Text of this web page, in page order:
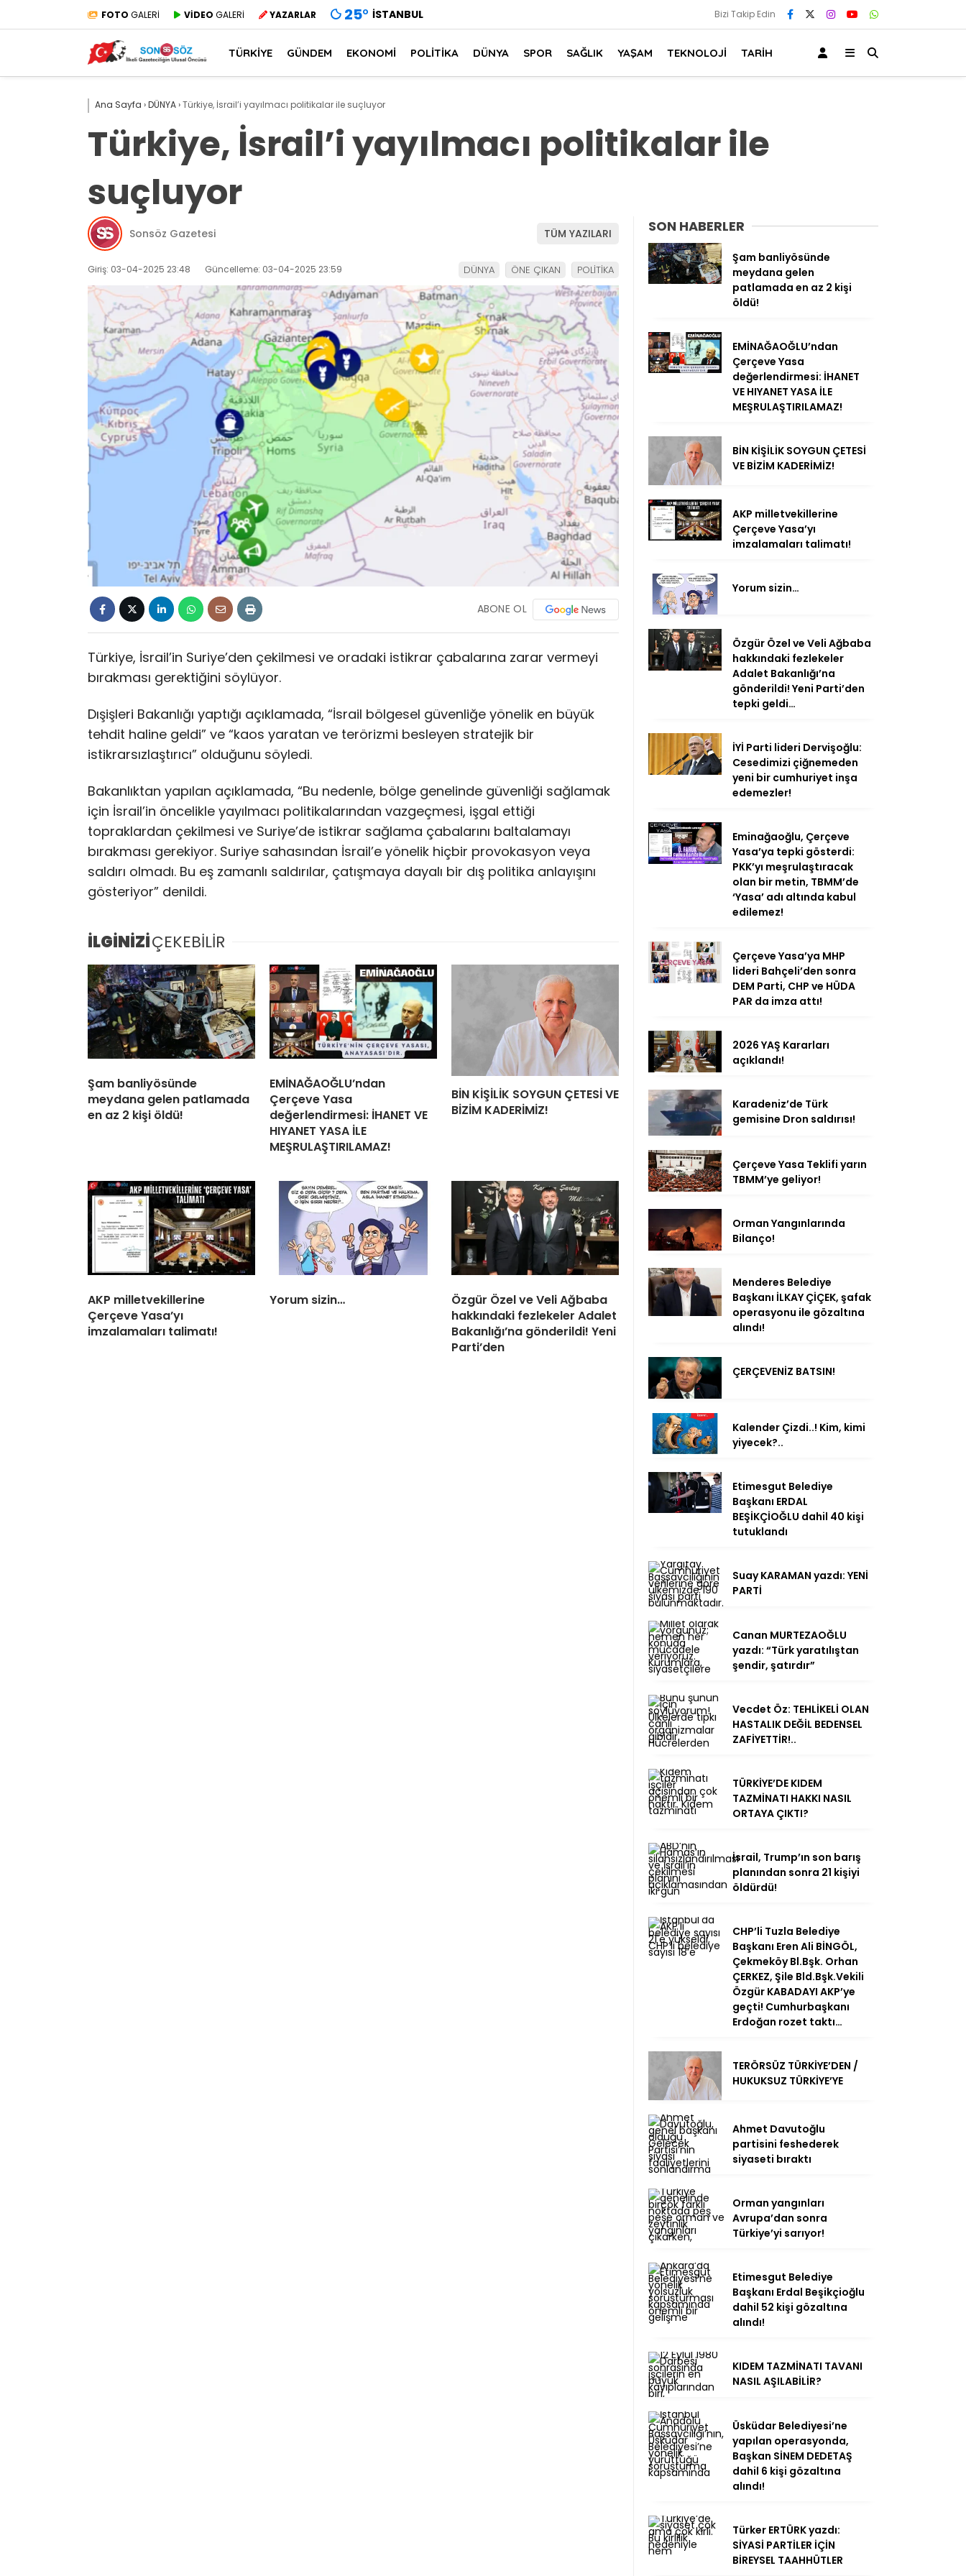
FOTO GALERİ VİDEO GALERİ YAZARLAR 25° İSTANBUL Bizi Takip Edin
TÜRKİYE GÜNDEM EKONOMİ POLİTİKA DÜNYA SPOR SAĞLIK YAŞAM TEKNOLOJİ TARİH
Ana Sayfa ›DÜNYA›Türkiye, İsrail’i yayılmacı politikalar ile suçluyor
Türkiye, İsrail’i yayılmacı politikalar ile
suçluyor
Sonsöz Gazetesi TÜM YAZILARI
Giriş: 03-04-2025 23:48 Güncelleme: 03-04-2025 23:59 DÜNYA ÖNE ÇIKAN POLİTİKA
ABONE OL
Türkiye, İsrail’in Suriye’den çekilmesi ve oradaki istikrar çabalarına zarar vermeyi
bırakması gerektiğini söylüyor.
Dışişleri Bakanlığı yaptığı açıklamada, “İsrail bölgesel güvenliğe yönelik en büyük
tehdit haline geldi” ve “kaos yaratan ve terörizmi besleyen stratejik bir
istikrarsızlaştırıcı” olduğunu söyledi.
Bakanlıktan yapılan açıklamada, “Bu nedenle, bölge genelinde güvenliği sağlamak
için İsrail’in öncelikle yayılmacı politikalarından vazgeçmesi, işgal ettiği
topraklardan çekilmesi ve Suriye’de istikrar sağlama çabalarını baltalamayı
bırakması gerekiyor. Suriye sahasından İsrail’e yönelik hiçbir provokasyon veya
saldırı olmadı. Bu eş zamanlı saldırılar, çatışmaya dayalı bir dış politika anlayışını
gösteriyor” denildi.
İLGİNİZİÇEKEBİLİR
Şam banliyösünde
meydana gelen patlamada
en az 2 kişi öldü!
EMİNAĞAOĞLU’ndan
Çerçeve Yasa
değerlendirmesi: İHANET VE
HIYANET YASA İLE
MEŞRULAŞTIRILAMAZ!
BİN KİŞİLİK SOYGUN ÇETESİ VE
BİZİM KADERİMİZ!
AKP milletvekillerine
Çerçeve Yasa’yı
imzalamaları talimatı!
Yorum sizin…
Özgür Özel ve Veli Ağbaba
hakkındaki fezlekeler Adalet
Bakanlığı’na gönderildi! Yeni
Parti’den
SON HABERLER
Şam banliyösünde
meydana gelen
patlamada en az 2 kişi
öldü!
EMİNAĞAOĞLU’ndan
Çerçeve Yasa
değerlendirmesi: İHANET
VE HIYANET YASA İLE
MEŞRULAŞTIRILAMAZ!
BİN KİŞİLİK SOYGUN ÇETESİ
VE BİZİM KADERİMİZ!
AKP milletvekillerine
Çerçeve Yasa’yı
imzalamaları talimatı!
Yorum sizin…
Özgür Özel ve Veli Ağbaba
hakkındaki fezlekeler
Adalet Bakanlığı’na
gönderildi! Yeni Parti’den
tepki geldi…
İYİ Parti lideri Dervişoğlu:
Cesedimizi çiğnemeden
yeni bir cumhuriyet inşa
edemezler!
Eminağaoğlu, Çerçeve
Yasa’ya tepki gösterdi:
PKK’yı meşrulaştıracak
olan bir metin, TBMM’de
‘Yasa’ adı altında kabul
edilemez!
Çerçeve Yasa’ya MHP
lideri Bahçeli’den sonra
DEM Parti, CHP ve HÜDA
PAR da imza attı!
2026 YAŞ Kararları
açıklandı!
Karadeniz’de Türk
gemisine Dron saldırısı!
Çerçeve Yasa Teklifi yarın
TBMM’ye geliyor!
Orman Yangınlarında
Bilanço!
Menderes Belediye
Başkanı İLKAY ÇİÇEK, şafak
operasyonu ile gözaltına
alındı!
ÇERÇEVENİZ BATSIN!
Kalender Çizdi..! Kim, kimi
yiyecek?..
Etimesgut Belediye
Başkanı ERDAL
BEŞİKÇİOĞLU dahil 40 kişi
tutuklandı
Suay KARAMAN yazdı: YENİ
PARTİ
Canan MURTEZAOĞLU
yazdı: “Türk yaratılıştan
şendir, şatırdır”
Vecdet Öz: TEHLİKELİ OLAN
HASTALIK DEĞİL BEDENSEL
ZAFİYETTİR!..
TÜRKİYE’DE KIDEM
TAZMİNATI HAKKI NASIL
ORTAYA ÇIKTI?
İsrail, Trump’ın son barış
planından sonra 21 kişiyi
öldürdü!
CHP’li Tuzla Belediye
Başkanı Eren Ali BİNGÖL,
Çekmeköy Bl.Bşk. Orhan
ÇERKEZ, Şile Bld.Bşk.Vekili
Özgür KABADAYI AKP’ye
geçti! Cumhurbaşkanı
Erdoğan rozet taktı…
TERÖRSÜZ TÜRKİYE’DEN /
HUKUKSUZ TÜRKİYE’YE
Ahmet Davutoğlu
partisini feshederek
siyaseti bıraktı
Orman yangınları
Avrupa’dan sonra
Türkiye’yi sarıyor!
Etimesgut Belediye
Başkanı Erdal Beşikçioğlu
dahil 52 kişi gözaltına
alındı!
KIDEM TAZMİNATI TAVANI
NASIL AŞILABİLİR?
Üsküdar Belediyesi’ne
yapılan operasyonda,
Başkan SİNEM DEDETAŞ
dahil 6 kişi gözaltına
alındı!
Türker ERTÜRK yazdı:
SİYASİ PARTİLER İÇİN
BİREYSEL TAAHHÜTLER